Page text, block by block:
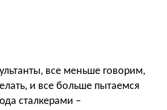
все меньше говорим,
и все больше пытаемся
сталкерами –